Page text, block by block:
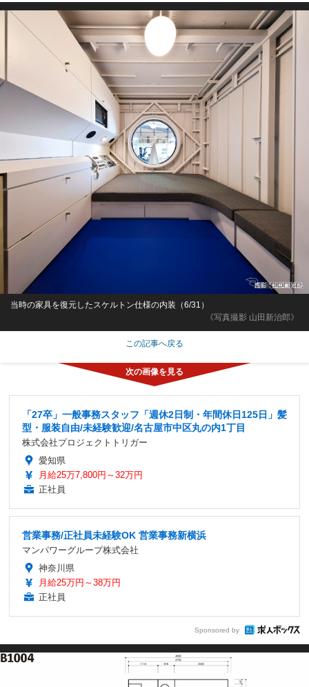
《写真撮影 山田新治郎》
当時の家具を復元したスケルトン仕様の内装（6/31）
この記事へ戻る
「27卒」一般事務スタッフ「週休2日制・年間休日125日」髪
型・服装自由/未経験歓迎/名古屋市中区丸の内1丁目
株式会社プロジェクトトリガー
愛知県
月給25万7,800円～32万円
正社員
営業事務/正社員未経験OK 営業事務新横浜
マンパワーグループ株式会社
神奈川県
月給25万円～38万円
正社員
Sponsored by